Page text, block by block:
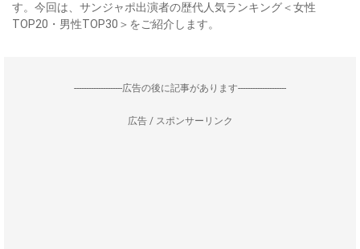
す。今回は、サンジャポ出演者の歴代人気ランキング＜女性
TOP20・男性TOP30＞をご紹介します。
--------------------広告の後に記事があります--------------------
広告 / スポンサーリンク